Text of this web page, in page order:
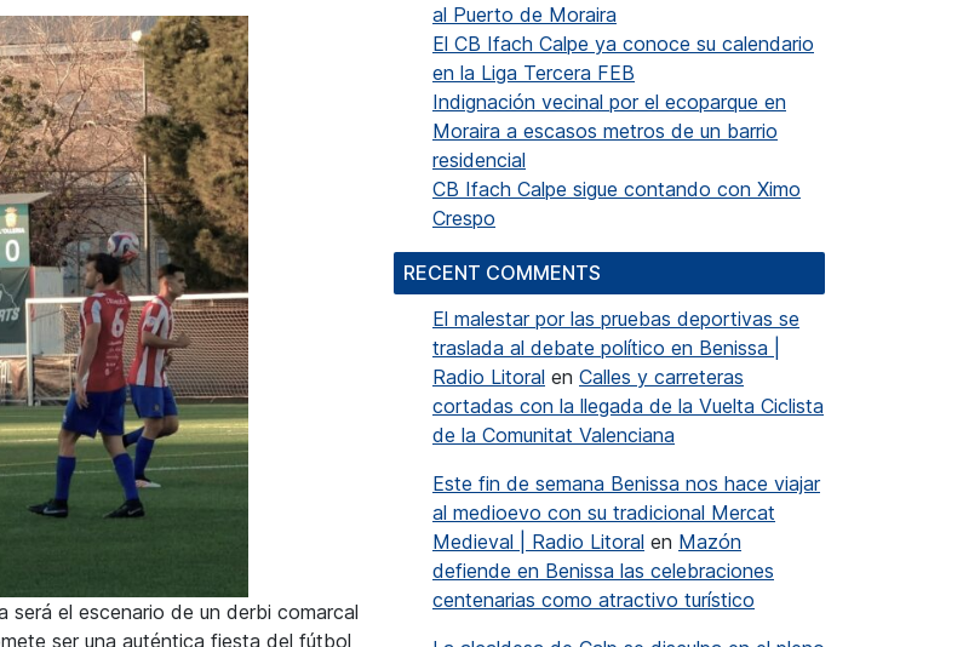
será el escenario de un derbi comarcal
ser una auténtica fiesta del fútbol
al Puerto de Moraira
El CB Ifach Calpe ya conoce su calendario
en la Liga Tercera FEB
Indignación vecinal por el ecoparque en
Moraira a escasos metros de un barrio
residencial
CB Ifach Calpe sigue contando con Ximo
Crespo
RECENT COMMENTS
El malestar por las pruebas deportivas se
traslada al debate político en Benissa |
Radio Litoral en Calles y carreteras
cortadas con la llegada de la Vuelta Ciclista
de la Comunitat Valenciana
Este fin de semana Benissa nos hace viajar
al medioevo con su tradicional Mercat
Medieval | Radio Litoral en Mazón
defiende en Benissa las celebraciones
centenarias como atractivo turístico